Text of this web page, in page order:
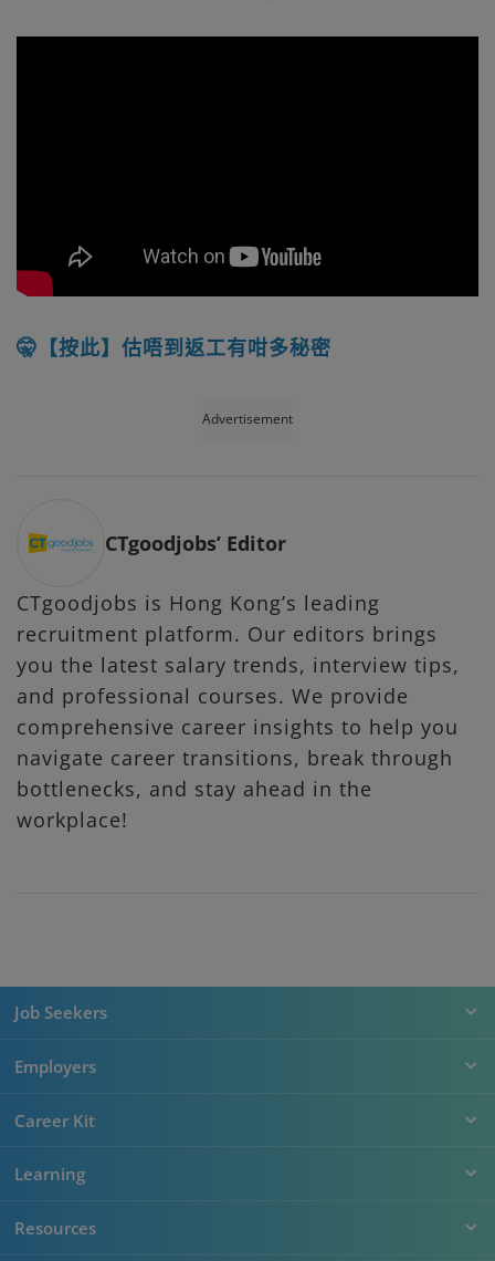
🤫【按此】估唔到返工有咁多秘密
Advertisement
CTgoodjobs’ Editor
CTgoodjobs is Hong Kong’s leading
recruitment platform. Our editors brings
you the latest salary trends, interview tips,
and professional courses. We provide
comprehensive career insights to help you
navigate career transitions, break through
bottlenecks, and stay ahead in the
workplace!
Job Seekers
Employers
Career Kit
Learning
Resources